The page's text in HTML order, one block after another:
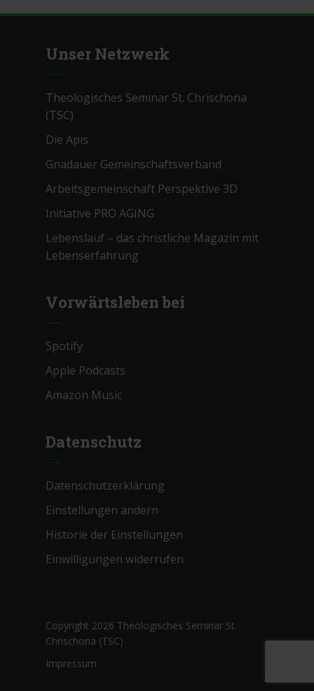
Unser Netzwerk
Theologisches Seminar St. Chrischona
(TSC)
Die Apis
Gnadauer Gemeinschaftsverband
Arbeitsgemeinschaft Perspektive 3D
Initiative PRO AGING
Lebenslauf – das christliche Magazin mit
Lebenserfahrung
Vorwärtsleben bei
Spotify
Apple Podcasts
Amazon Music
Datenschutz
Datenschutzerklärung
Einstellungen ändern
Historie der Einstellungen
Einwilligungen widerrufen
Copyright 2026 Theologisches Seminar St.
Chrischona (TSC)
Impressum